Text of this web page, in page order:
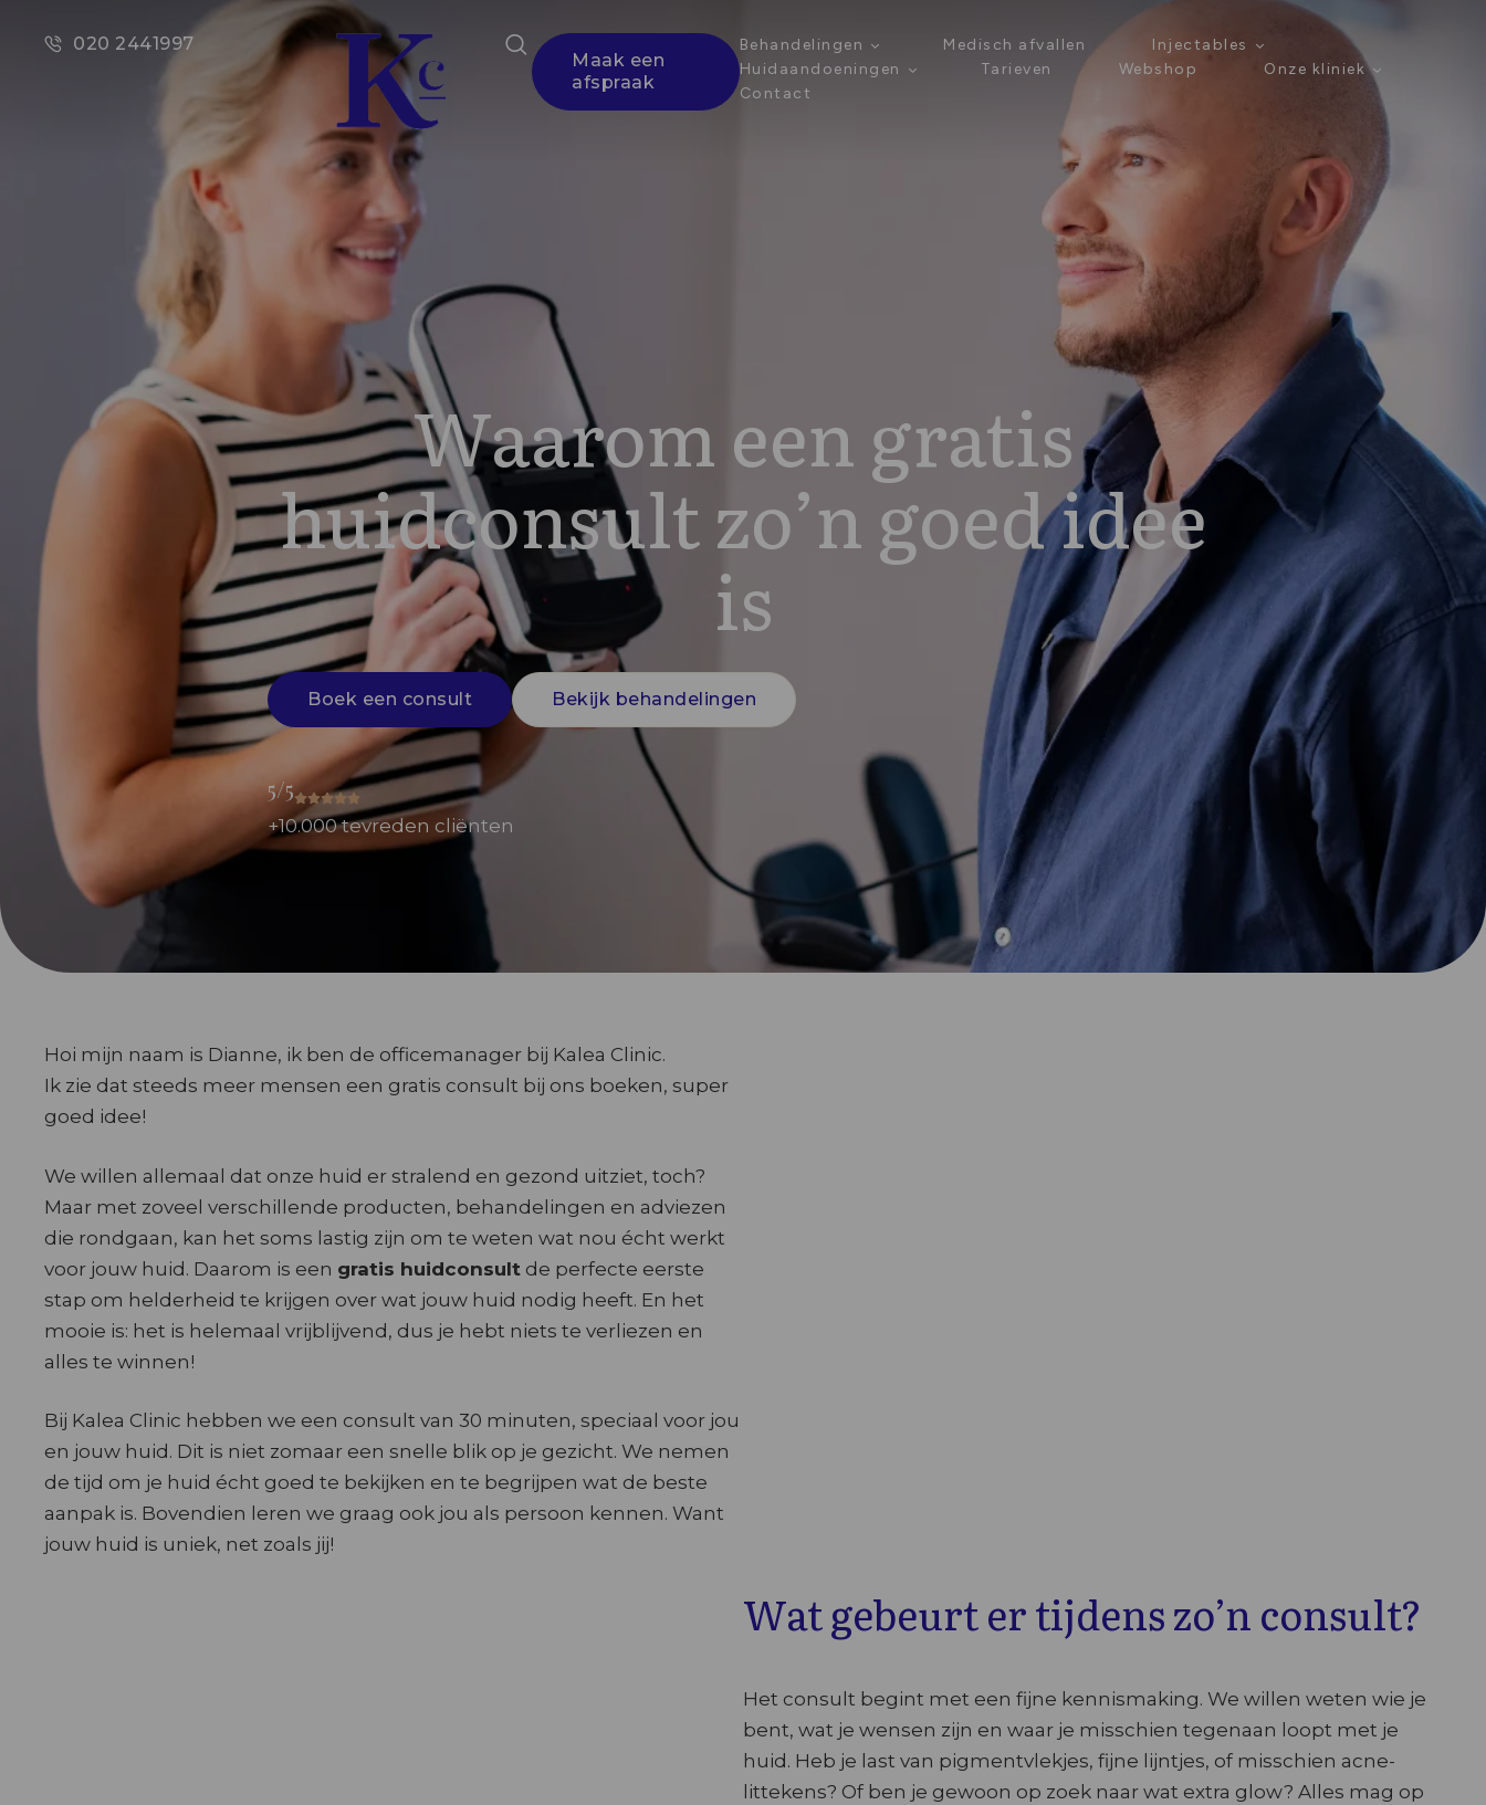
020 2441997
Maak een
afspraak
Behandelingen Medisch afvallen
Injectables
Huidaandoeningen
Tarieven Webshop
Onze kliniek
Contact
Waarom een gratis
huidconsult zo’n goed idee
is
Boek een consult Bekijk behandelingen
5/5
+10.000 tevreden cliënten
Hoi mijn naam is Dianne, ik ben de officemanager bij Kalea Clinic.
Ik zie dat steeds meer mensen een gratis consult bij ons boeken, super
goed idee!
We willen allemaal dat onze huid er stralend en gezond uitziet, toch?
Maar met zoveel verschillende producten, behandelingen en adviezen
die rondgaan, kan het soms lastig zijn om te weten wat nou écht werkt
voor jouw huid. Daarom is een gratis huidconsult de perfecte eerste
stap om helderheid te krijgen over wat jouw huid nodig heeft. En het
mooie is: het is helemaal vrijblijvend, dus je hebt niets te verliezen en
alles te winnen!
Bij Kalea Clinic hebben we een consult van 30 minuten, speciaal voor jou
en jouw huid. Dit is niet zomaar een snelle blik op je gezicht. We nemen
de tijd om je huid écht goed te bekijken en te begrijpen wat de beste
aanpak is. Bovendien leren we graag ook jou als persoon kennen. Want
jouw huid is uniek, net zoals jij!
Wat gebeurt er tijdens zo’n consult?
Het consult begint met een fijne kennismaking. We willen weten wie je
bent, wat je wensen zijn en waar je misschien tegenaan loopt met je
huid. Heb je last van pigmentvlekjes, fijne lijntjes, of misschien acne-
littekens? Of ben je gewoon op zoek naar wat extra glow? Alles mag op